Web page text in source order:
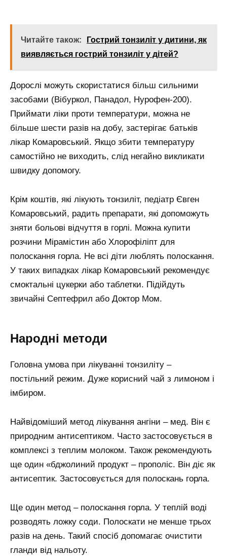
Читайте також:
Гострий тонзиліт у дитини, як
виявляється гострий тонзиліт у дітей?
Дорослі можуть скористатися більш сильними
засобами (Вібуркол, Панадол, Нурофен-200).
Приймати ліки проти температури, можна не
більше шести разів на добу, застерігає батьків
лікар Комаровський. Якщо збити температуру
самостійно не виходить, слід негайно викликати
швидку допомогу.
Крім коштів, які лікують тонзиліт, педіатр Євген
Комаровський, радить препарати, які допоможуть
зняти больові відчуття в горлі. Можна купити
розчини Мірамістин або Хлорофіліпт для
полоскання горла. Не всі діти люблять полоскання.
У таких випадках лікар Комаровський рекомендує
смоктальні цукерки або таблетки. Підійдуть
звичайні Септефрил або Доктор Мом.
Народні методи
Головна умова при лікуванні тонзиліту –
постільний режим. Дуже корисний чай з лимоном і
імбиром.
Найвідоміший метод лікування ангіни – мед. Він є
природним антисептиком. Часто застосовується в
комплексі з теплим молоком. Також рекомендують
ще один «бджолиний продукт – прополіс. Він діє як
антисептик. Застосовується для полоскань горла.
Ще один метод – полоскання горла. У теплій воді
розводять ложку соди. Полоскати не менше трьох
разів на день. Такий спосіб допомагає очистити
гланди від нальоту.